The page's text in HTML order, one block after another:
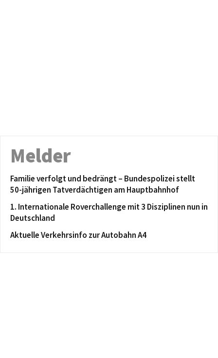
Melder
Familie verfolgt und bedrängt – Bundespolizei stellt
50-jährigen Tatverdächtigen am Hauptbahnhof
1. Internationale Roverchallenge mit 3 Disziplinen nun in
Deutschland
Aktuelle Verkehrsinfo zur Autobahn A4